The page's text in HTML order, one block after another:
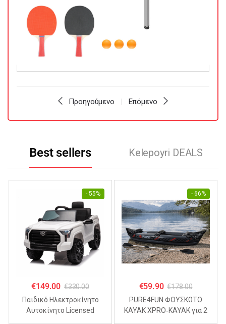
Προηγούμενο Επόμενο
Best sellers Kelepoyri DEALS
- 55%
€149.00 €330.00
Παιδικό Ηλεκτροκίνητο
Αυτοκίνητο Licensed
- 66%
€59.90 €178.00
PURE4FUN ΦΟΥΣΚΩΤΟ
KAYAK XPRO‑KAYAK για 2